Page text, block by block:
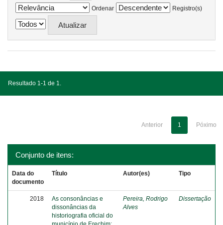
Ordenar
Registro(s)
Resultado 1-1 de 1.
Anterior 1 Póximo
Conjunto de itens:
Data do
documento
Título Autor(es) Tipo
2018
As consonâncias e
dissonâncias da
historiografia oficial do
Pereira, Rodrigo
Alves
Dissertação